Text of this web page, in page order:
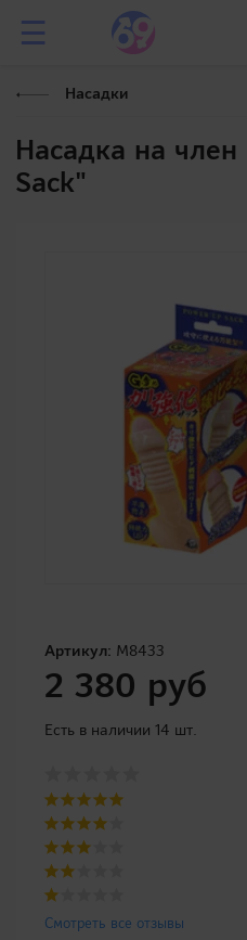
Насадки
Насадка на член
Sack"
Артикул: M8433
2 380 руб
Есть в наличии 14 шт.
Смотреть все отзывы